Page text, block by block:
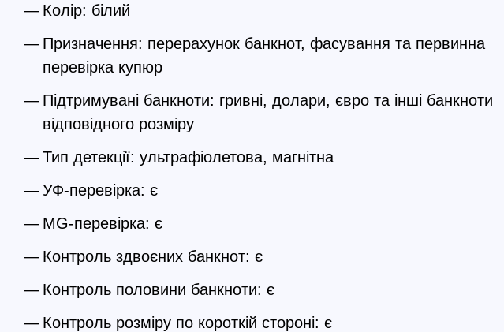
Колір: білий
Призначення: перерахунок банкнот, фасування та первинна
перевірка купюр
Підтримувані банкноти: гривні, долари, євро та інші банкноти
відповідного розміру
Тип детекції: ультрафіолетова, магнітна
УФ-перевірка: є
MG-перевірка: є
Контроль здвоєних банкнот: є
Контроль половини банкноти: є
Контроль розміру по короткій стороні: є